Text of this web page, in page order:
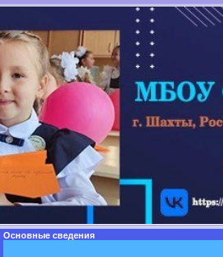
Основные сведения